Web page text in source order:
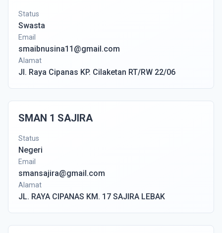
Status
Swasta
Email
smaibnusina11@gmail.com
Alamat
Jl. Raya Cipanas KP. Cilaketan RT/RW 22/06
SMAN 1 SAJIRA
Status
Negeri
Email
smansajira@gmail.com
Alamat
JL. RAYA CIPANAS KM. 17 SAJIRA LEBAK